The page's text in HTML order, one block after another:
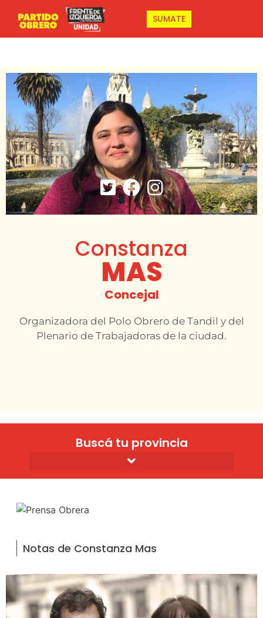
SUMATE
Constanza
MAS
Concejal
Organizadora del Polo Obrero de Tandil y del
Plenario de Trabajadoras de la ciudad.
Buscá tu provincia
Notas de Constanza Mas